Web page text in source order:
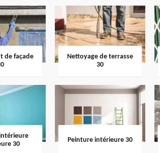
de façade
Nettoyage de terrasse
30
30
Peinture intérieure 30